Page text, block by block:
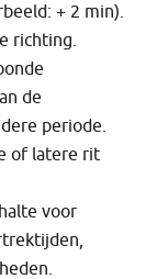
+ 2 min).
richting.
de
periode.
of latere rit
voor